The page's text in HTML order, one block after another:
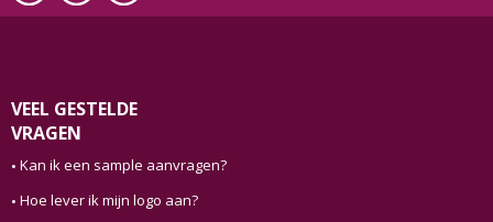
VEEL GESTELDE
VRAGEN
Kan ik een sample aanvragen?
Hoe lever ik mijn logo aan?